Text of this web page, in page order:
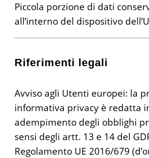
Piccola porzione di dati
all’interno del dispositivo
Riferimenti legali
Avviso agli Utenti europei: la
informativa privacy è redatta
adempimento degli obblighi
sensi degli artt. 13 e 14 del
Regolamento UE 2016/679